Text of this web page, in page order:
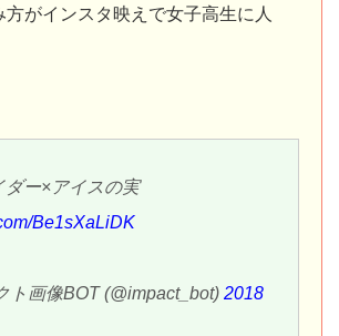
方がインスタ映えで女子高生に人
ダー×アイスの実
Be1sXaLiDK
画像BOT (@impact_bot) 2018